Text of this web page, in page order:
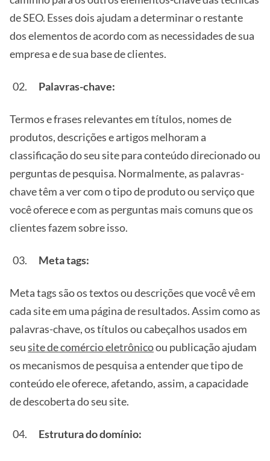
de SEO. Esses dois ajudam a determinar o restante
dos elementos de acordo com as necessidades de sua
empresa e de sua base de clientes.
Palavras-chave:
Termos e frases relevantes em títulos, nomes de
produtos, descrições e artigos melhoram a
classificação do seu site para conteúdo direcionado ou
perguntas de pesquisa. Normalmente, as palavras-
chave têm a ver com o tipo de produto ou serviço que
você oferece e com as perguntas mais comuns que os
clientes fazem sobre isso.
Meta tags:
Meta tags são os textos ou descrições que você vê em
cada site em uma página de resultados. Assim como as
palavras-chave, os títulos ou cabeçalhos usados em
seusite de comércio eletrônicoou publicação ajudam
os mecanismos de pesquisa a entender que tipo de
conteúdo ele oferece, afetando, assim, a capacidade
de descoberta do seu site.
Estrutura do domínio: